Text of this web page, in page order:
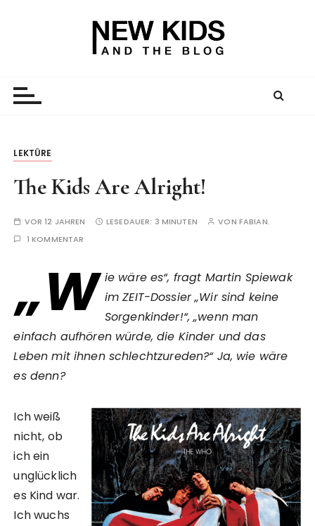
LEKTÜRE
The Kids Are Alright!
VOR 12 JAHREN LESEDAUER: 3 MINUTEN VON FABIAN.
1 KOMMENTAR
„W ie wäre es“, fragt Martin Spiewak
im ZEIT-Dossier „Wir sind keine
Sorgenkinder!“, „wenn man
einfach aufhören würde, die Kinder und das
Leben mit ihnen schlechtzureden?“ Ja, wie wäre
es denn?
Ich weiß
nicht, ob
ich ein
unglücklich
es Kind war.
Ich wuchs